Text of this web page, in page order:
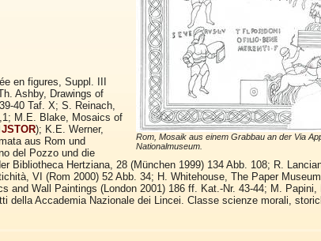
Rom, Mosaik aus einem Grabbau an der Via
Nationalmuseum.
en figures, Suppl. III
Ashby, Drawings of
40 Taf. X; S. Reinach,
M.E. Blake, Mosaics of
JSTOR); K.E. Werner,
aus Rom und
del Pozzo und die
Bibliotheca Hertziana, 28 (München 1999) 134 Abb. 108; R.
VI (Rom 2000) 52 Abb. 34; H. Whitehouse, The Paper
and Wall Paintings (London 2001) 186 ff. Kat.-Nr. 43-44; M. Papini,
della Accademia Nazionale dei Lincei. Classe scienze morali,